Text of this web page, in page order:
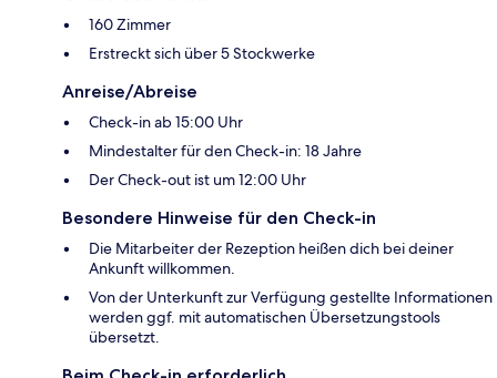
160 Zimmer
Erstreckt sich über 5 Stockwerke
Anreise/Abreise
Check-in ab 15:00 Uhr
Mindestalter für den Check-in: 18 Jahre
Der Check-out ist um 12:00 Uhr
Besondere Hinweise für den Check-in
Die Mitarbeiter der Rezeption heißen dich bei deiner
Ankunft willkommen.
Von der Unterkunft zur Verfügung gestellte Informationen
werden ggf. mit automatischen Übersetzungstools
übersetzt.